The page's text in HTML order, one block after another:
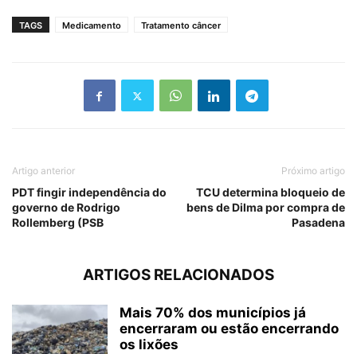
TAGS Medicamento Tratamento câncer
Artigo anterior
PDT fingir independência do
governo de Rodrigo
Rollemberg (PSB
Próximo artigo
TCU determina bloqueio de
bens de Dilma por compra de
Pasadena
ARTIGOS RELACIONADOS
Mais 70% dos municípios já
encerraram ou estão encerrando
os lixões